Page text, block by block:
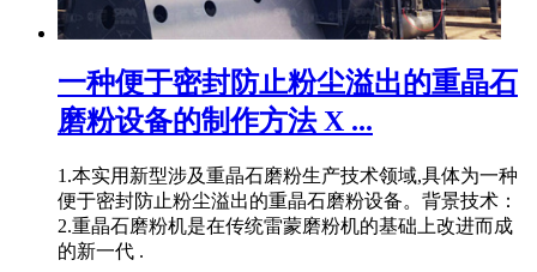
一种便于密封防止粉尘溢出的重晶石
磨粉设备的制作方法 X ...
1.本实用新型涉及重晶石磨粉生产技术领域,具体为一种
便于密封防止粉尘溢出的重晶石磨粉设备。背景技术：
2.重晶石磨粉机是在传统雷蒙磨粉机的基础上改进而成
的新一代 .